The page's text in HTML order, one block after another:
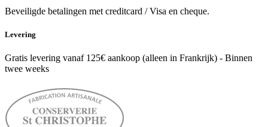
Beveiligde betalingen met creditcard / Visa en cheque.
Levering
Gratis levering vanaf 125€ aankoop (alleen in Frankrijk) - Binnen
twee weeks